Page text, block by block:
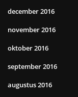
december 2016
november 2016
oktober 2016
september 2016
augustus 2016